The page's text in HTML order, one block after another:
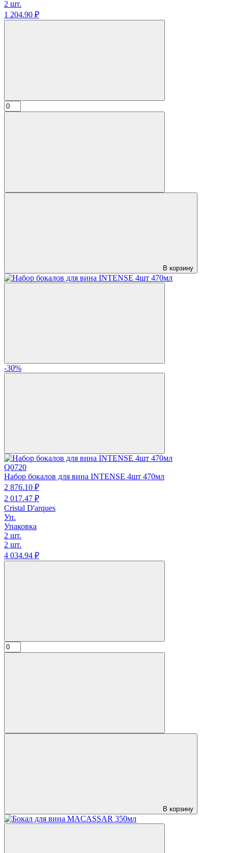
2 шт.
1 204.90 ₽
В корзину
-30%
Q0720
Набор бокалов для вина INTENSE 4шт 470мл
2 876.10 ₽
2 017.47 ₽
Cristal D'arques
Уп.
Упаковка
2 шт.
2 шт.
4 034.94 ₽
В корзину